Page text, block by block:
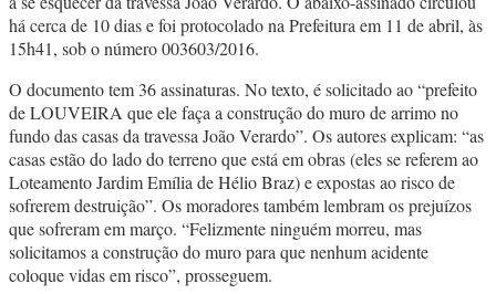
há cerca de 10 dias e foi protocolado na Prefeitura em 11 de abril, às
15h41, sob o número 003603/2016.
O documento tem 36 assinaturas. No texto, é solicitado ao “prefeito
de LOUVEIRA que ele faça a construção do muro de arrimo no
fundo das casas da travessa João Verardo”. Os autores explicam: “as
casas estão do lado do terreno que está em obras (eles se referem ao
Loteamento Jardim Emília de Hélio Braz) e expostas ao risco de
sofrerem destruição”. Os moradores também lembram os prejuízos
que sofreram em março. “Felizmente ninguém morreu, mas
solicitamos a construção do muro para que nenhum acidente
coloque vidas em risco”, prosseguem.